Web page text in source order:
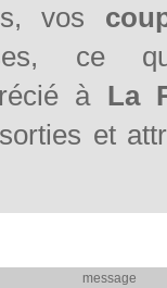
vos
ce
à La
et
message